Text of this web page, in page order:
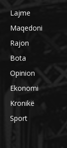
Lajme
Maqedoni
Rajon
Bota
Opinion
Ekonomi
Kronikë
Sport